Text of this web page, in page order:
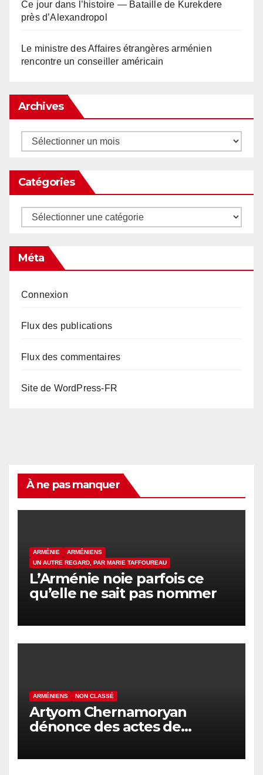
Ce jour dans l’histoire — Bataille de Kurekdere
près d’Alexandropol
Le ministre des Affaires étrangères arménien
rencontre un conseiller américain
Archives
Archives
Catégories
Catégories
Méta
Connexion
Flux des publications
Flux des commentaires
Site de WordPress-FR
À ne pas manquer
ARMÉNIE
ARMÉNIENS
UN AUTRE REGARD, PAR MARIE TAFFOUREAU
L’Arménie noie parfois ce
qu’elle ne sait pas nommer
ARMÉNIENS NON CLASSÉ
Artyom Chernamoryan
dénonce des actes de
Arméniens en Israël